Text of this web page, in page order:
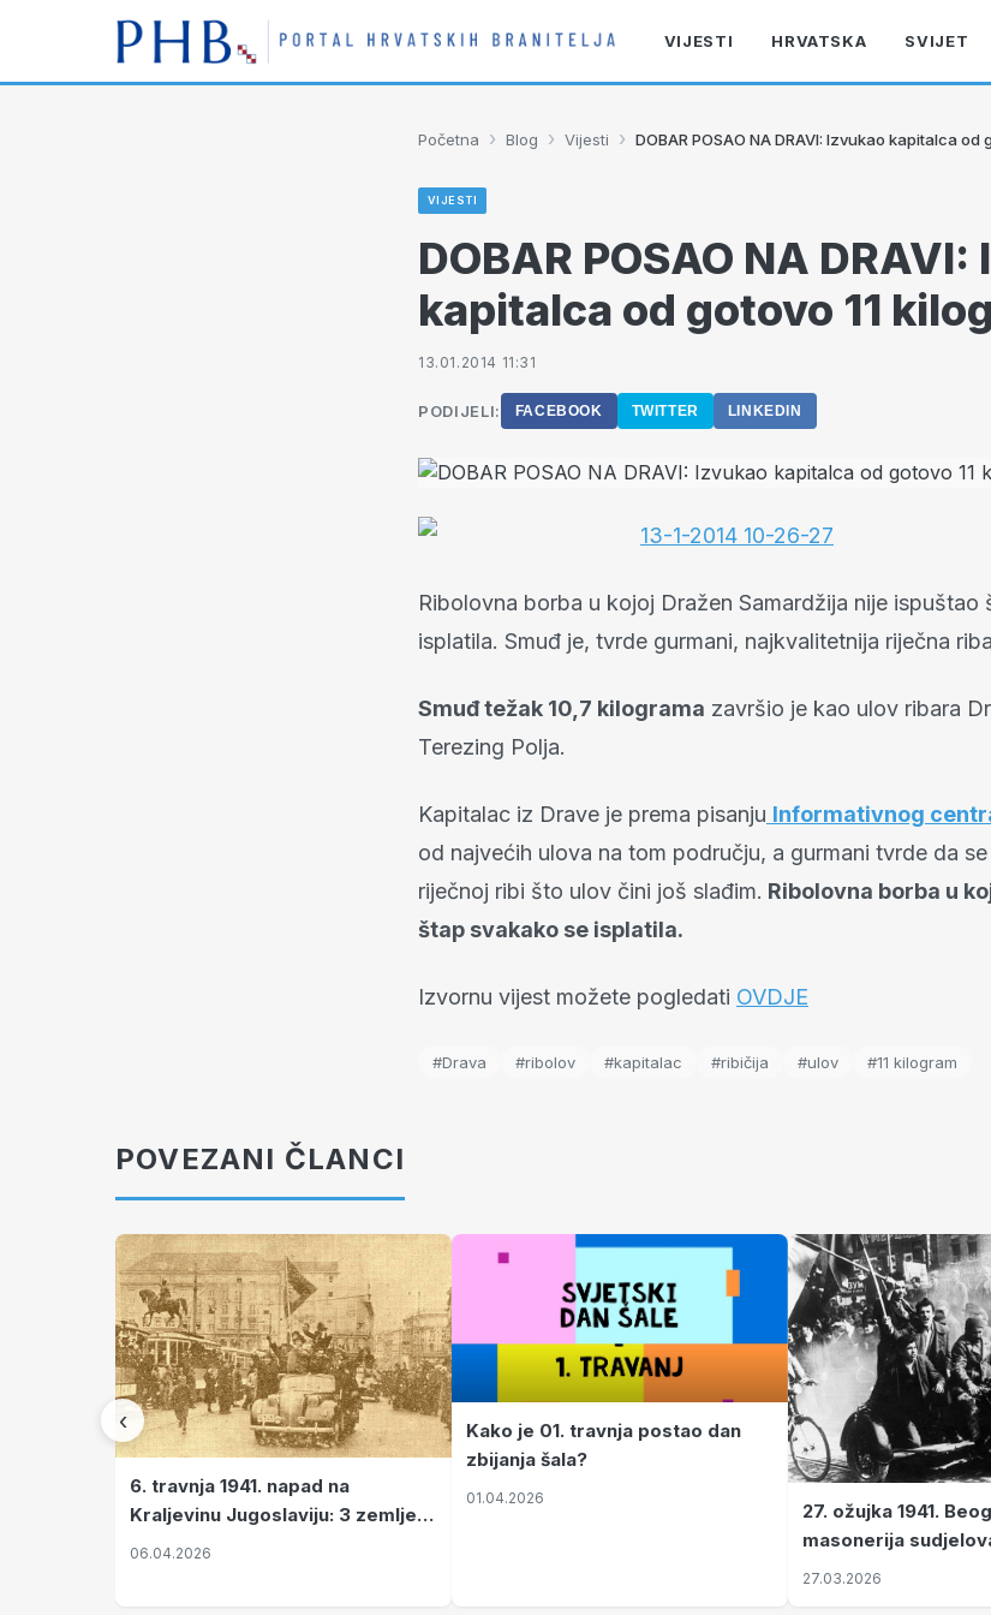
VIJESTI HRVATSKA SVIJET
Početna › Blog › Vijesti › DOBAR POSAO NA DRAVI: Izvukao kapitalca od
VIJESTI
DOBAR POSAO NA
kapitalca od gotovo 11
13.01.2014 11:31
PODIJELI: FACEBOOK TWITTER LINKEDIN
Ribolovna borba u kojoj Dražen Samardžija nije ispuštao
isplatila. Smuđ je, tvrde gurmani, najkvalitetnija riječna
Smuđ težak 10,7 kilograma završio je kao ulov ribara
Terezing Polja.
Kapitalac iz Drave je prema pisanju Informativnog
od najvećih ulova na tom području, a gurmani tvrde da
riječnoj ribi što ulov čini još slađim. Ribolovna borba u
štap svakako se isplatila.
Izvornu vijest možete pogledati OVDJE
#Drava #ribolov #kapitalac #ribičija #ulov #11 kilogram
POVEZANI ČLANCI
‹
6. travnja 1941. napad na
Kraljevinu Jugoslaviju: 3 zemlje
nastale njenim raspadom
06.04.2026
Kako je 01. travnja postao dan
zbijanja šala?
01.04.2026
27. ožujka 1941.
masonerija
koji je Jugoslaviju
27.03.2026